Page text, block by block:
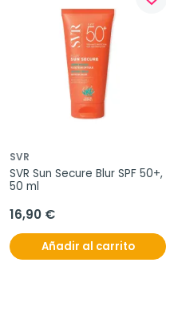
SVR
SVR Sun Secure Blur SPF 50+,
50 ml
16,90 €
Añadir al carrito